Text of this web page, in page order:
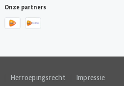
Onze partners
Herroepingsrecht Impressie